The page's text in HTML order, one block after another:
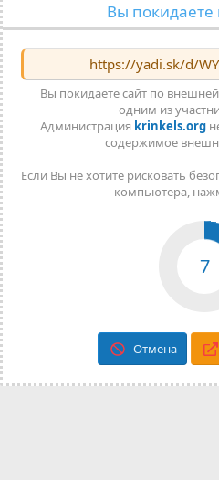
Вы
https://yadi.sk/d/
Вы покидаете сайт по
одним из
Администрация krinkels.org
содержимое
Если Вы не хотите рисковать
компьютера,
7
Отмена